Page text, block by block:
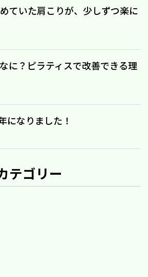
ていた肩こりが、少しずつ楽に
に？ピラティスで改善できる理
なりました！
テゴリー